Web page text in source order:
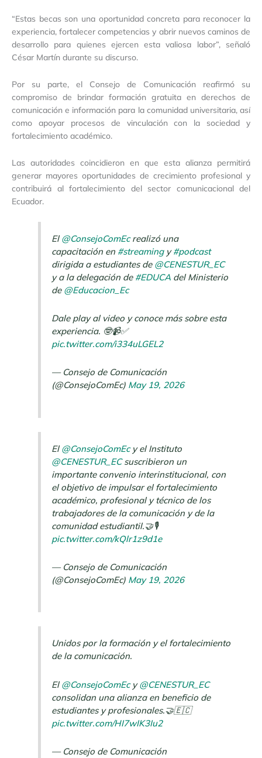
“Estas becas son una oportunidad concreta para reconocer la
experiencia, fortalecer competencias y abrir nuevos caminos de
desarrollo para quienes ejercen esta valiosa labor”, señaló
César Martín durante su discurso.
Por su parte, el Consejo de Comunicación reafirmó su
compromiso de brindar formación gratuita en derechos de
comunicación e información para la comunidad universitaria, así
como apoyar procesos de vinculación con la sociedad y
fortalecimiento académico.
Las autoridades coincidieron en que esta alianza permitirá
generar mayores oportunidades de crecimiento profesional y
contribuirá al fortalecimiento del sector comunicacional del
Ecuador.
El@ConsejoComEcrealizó una
capacitación en #streamingy#podcast
dirigida a estudiantes de @CENESTUR_EC
y a la delegación de #EDUCA del Ministerio
de @Educacion_Ec
Dale play al video y conoce más sobre esta
experiencia. 🤓📹✅
pic.twitter.com/i334uLGEL2
— Consejo de Comunicación
(@ConsejoComEc) May 19, 2026
El@ConsejoComEcy el Instituto
@CENESTUR_ECsuscribieron un
importante convenio interinstitucional, con
el objetivo de impulsar el fortalecimiento
académico, profesional y técnico de los
trabajadores de la comunicación y de la
comunidad estudiantil.🤝🎙️
pic.twitter.com/kQlr1z9d1e
— Consejo de Comunicación
(@ConsejoComEc) May 19, 2026
Unidos por la formación y el fortalecimiento
de la comunicación.
El@ConsejoComEcy@CENESTUR_EC
consolidan una alianza en beneficio de
estudiantes y profesionales.🤝🇪🇨
pic.twitter.com/HI7wIK3Iu2
— Consejo de Comunicación